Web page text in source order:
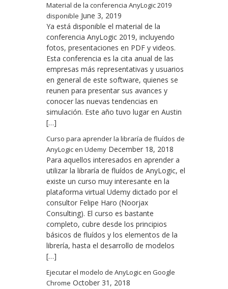
Material de la conferencia AnyLogic 2019
disponible June 3, 2019
Ya está disponible el material de la
conferencia AnyLogic 2019, incluyendo
fotos, presentaciones en PDF y videos.
Esta conferencia es la cita anual de las
empresas más representativas y usuarios
en general de este software, quienes se
reunen para presentar sus avances y
conocer las nuevas tendencias en
simulación. Este año tuvo lugar en Austin
[…]
Curso para aprender la libraría de fluídos de
AnyLogic en Udemy December 18, 2018
Para aquellos interesados en aprender a
utilizar la libraría de fluídos de AnyLogic, el
existe un curso muy interesante en la
plataforma virtual Udemy dictado por el
consultor Felipe Haro (Noorjax
Consulting). El curso es bastante
completo, cubre desde los principios
básicos de fluídos y los elementos de la
librería, hasta el desarrollo de modelos
[…]
Ejecutar el modelo de AnyLogic en Google
Chrome October 31, 2018